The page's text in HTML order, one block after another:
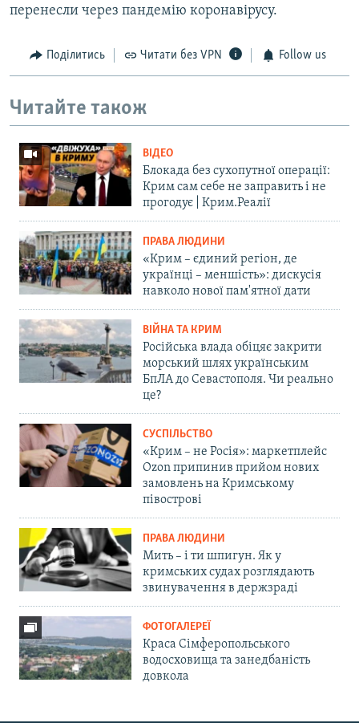
перенесли через пандемію коронавірусу.
Поділитись Читати без VPN Follow us
Читайте також
ВІДЕО
Блокада без сухопутної операції:
Крим сам себе не заправить і не
прогодує | Крим.Реалії
ПРАВА ЛЮДИНИ
«Крим – єдиний регіон, де
українці – меншість»: дискусія
навколо нової пам'ятної дати
ВІЙНА ТА КРИМ
Російська влада обіцяє закрити
морський шлях українським
БпЛА до Севастополя. Чи реально
це?
СУСПІЛЬСТВО
«Крим – не Росія»: маркетплейс
Ozon припинив прийом нових
замовлень на Кримському
півострові
ПРАВА ЛЮДИНИ
Мить – і ти шпигун. Як у
кримських судах розглядають
звинувачення в держзраді
ФОТОГАЛЕРЕЇ
Краса Сімферопольського
водосховища та занедбаність
довкола